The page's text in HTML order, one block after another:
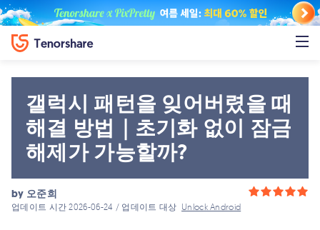
갤럭시 패턴을 잊어버렸을 때
해결 방법｜초기화 없이 잠금
해제가 가능할까?
by 오준희
업데이트 시간 2026-06-24 / 업데이트 대상 Unlock Android